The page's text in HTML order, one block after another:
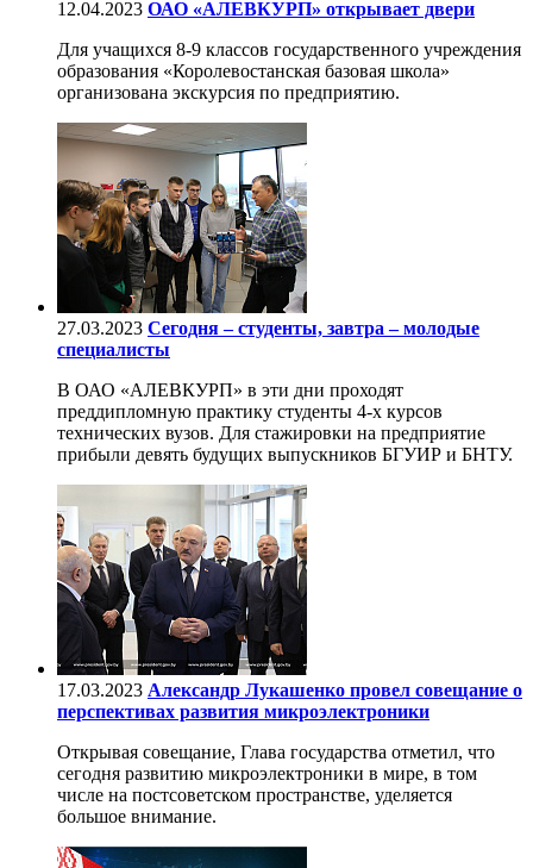
12.04.2023 ОАО «АЛЕВКУРП» открывает двери
Для учащихся 8-9 классов государственного учреждения
образования «Королевостанская базовая школа»
организована экскурсия по предприятию.
27.03.2023 Сегодня – студенты, завтра – молодые
специалисты
В ОАО «АЛЕВКУРП» в эти дни проходят
преддипломную практику студенты 4-х курсов
технических вузов. Для стажировки на предприятие
прибыли девять будущих выпускников БГУИР и БНТУ.
17.03.2023 Александр Лукашенко провел совещание о
перспективах развития микроэлектроники
Открывая совещание, Глава государства отметил, что
сегодня развитию микроэлектроники в мире, в том
числе на постсоветском пространстве, уделяется
большое внимание.